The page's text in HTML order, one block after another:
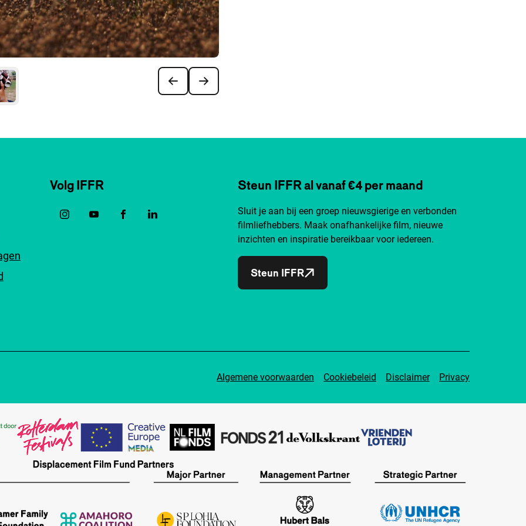
Volg IFFR Steun IFFR al vanaf €4 per maand
Sluit je aan bij een groep nieuwsgierige en verbonden
filmliefhebbers. Maak onafhankelijke film, nieuwe
inzichten en inspiratie bereikbaar voor iedereen.
Steun IFFR
Algemene voorwaarden Cookiebeleid Disclaimer Privacy